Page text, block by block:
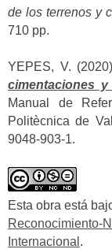
de los terrenos y
710 pp.
YEPES, V.
cimentaciones
Manual de
Politècnica de
9048-903-1.
Esta obra está
Reconocimiento-
Internacional .